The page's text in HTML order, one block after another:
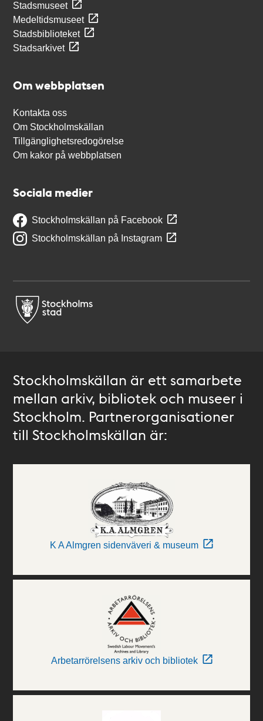
Stadsmuseet
Medeltidsmuseet
Stadsbiblioteket
Stadsarkivet
Om webbplatsen
Kontakta oss
Om Stockholmskällan
Tillgänglighetsredogörelse
Om kakor på webbplatsen
Sociala medier
Stockholmskällan på Facebook
Stockholmskällan på Instagram
Stockholmskällan är ett samarbete
mellan arkiv, bibliotek och museer i
Stockholm. Partnerorganisationer
till Stockholmskällan är:
K A Almgren sidenväveri & museum
Arbetarrörelsens arkiv och bibliotek